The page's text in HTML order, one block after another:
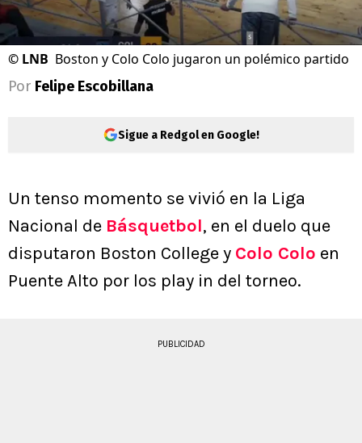
© LNB Boston y Colo Colo jugaron un polémico partido
Por Felipe Escobillana
Sigue a Redgol en Google!
Un tenso momento se vivió en la Liga
Nacional de Básquetbol, en el duelo que
disputaron Boston College y Colo Colo en
Puente Alto por los play in del torneo.
PUBLICIDAD